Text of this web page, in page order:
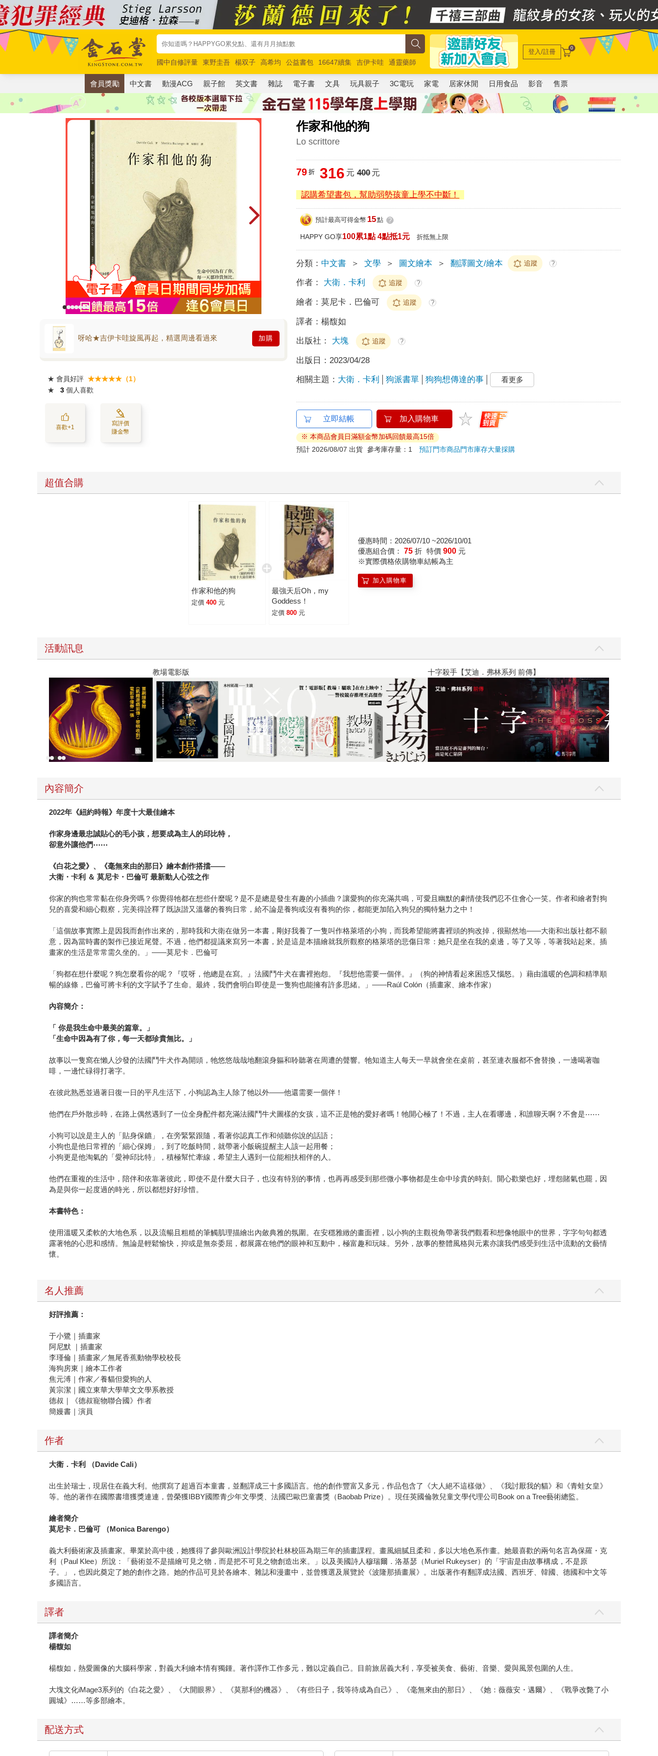
國中自修評量 東野圭吾 楊双子 高希均 公益書包 16647續集 吉伊卡哇
通靈藥師
唯紅花綻放
奧德賽 路邊攤新作 馬斯克 玩具總動員5 超慢跑
登入/註冊 0
會員獎勵 中文書 動漫ACG 親子館 英文書 雜誌 電子書 文具 玩具親子 3C電玩 家電 居家休閒 日用食品 影音 售票
作家和他的狗
Lo scrittore
呀哈★吉伊卡哇旋風再起，精選周邊看過來 加購
★ 會員好評 ★★★★★（1）
★
3 個人喜歡
喜歡+1
寫評價
賺金幣
79 折 316 元 400元
認購希望書包，幫助弱勢孩童上學不中斷！
預計最高可得金幣 15點 ?
HAPPY GO享100累1點 4點抵1元 折抵無上限
分類： 中文書 ＞ 文學 ＞ 圖文繪本 ＞ 翻譯圖文/繪本 追蹤 ?
作者： 大衛．卡利 追蹤 ?
繪者：莫尼卡．巴倫可 追蹤 ?
譯者：楊馥如
出版社： 大塊 追蹤 ?
出版日： 2023/04/28
相關主題： 大衛．卡利 狗派書單 狗狗想傳達的事 看更多
立即結帳 加入購物車
※ 本商品會員日滿額金幣加碼回饋最高15倍
預計 2026/08/07 出貨 參考庫存量：1預訂門市商品門市庫存大量採購
超值合購
作家和他的狗
定價 400 元
最強天后Oh，my
Goddess！
定價 800 元
優惠時間：2026/07/10 ~2026/10/01
優惠組合價： 75 折 特價 900 元
※實際價格依購物車結帳為主
加入購物車
活動訊息
十字殺手【艾迪．弗林系列 前傳】
內容簡介
2022年《紐約時報》年度十大最佳繪本
作家身邊最忠誠貼心的毛小孩，想要成為主人的邱比特，
卻意外讓他們⋯⋯
《白花之愛》、《毫無來由的那日》繪本創作搭擋——
大衛・卡利 ＆ 莫尼卡・巴倫可 最新動人心弦之作
你家的狗也常常黏在你身旁嗎？你覺得牠都在想些什麼呢？是不是總是發生有趣的小插曲？讓愛狗的你充滿共鳴，可愛且幽默的劇情使我們忍不住會心一笑。作者和繪者對狗
兒的喜愛和細心觀察，完美得詮釋了既詼諧又溫馨的養狗日常，給不論是養狗或沒有養狗的你，都能更加陷入狗兒的獨特魅力之中！
「這個故事實際上是因我而創作出來的，那時我和大衛在做另一本書，剛好我養了一隻叫作格萊塔的小狗，而我希望能將書裡頭的狗改掉，很顯然地——大衛和出版社都不願
意，因為當時書的製作已接近尾聲。不過，他們都提議來寫另一本書，於是這是本描繪就我所觀察的格萊塔的悲傷日常：她只是坐在我的桌邊，等了又等，等著我站起來。插
畫家的生活是常常需久坐的。」——莫尼卡．巴倫可
「狗都在想什麼呢？狗怎麼看你的呢？『哎呀，他總是在寫。』法國鬥牛犬在書裡抱怨。『我想他需要一個伴。』（狗的神情看起來困惑又惱怒。）藉由溫暖的色調和精準順
暢的線條，巴倫可將卡利的文字賦予了生命。最終，我們會明白即使是一隻狗也能擁有許多思緒。」——Raúl Colón（插畫家、繪本作家）
內容簡介：
「 你是我生命中最美的篇章。」
「生命中因為有了你，每一天都珍貴無比。」
故事以一隻窩在懶人沙發的法國鬥牛犬作為開頭，牠悠悠哉哉地翻滾身軀和聆聽著在周遭的聲響。牠知道主人每天一早就會坐在桌前，甚至連衣服都不會替換，一邊喝著咖
啡，一邊忙碌得打著字。
在彼此熟悉並過著日復一日的平凡生活下，小狗認為主人除了牠以外——他還需要一個伴！
他們在戶外散步時，在路上偶然遇到了一位全身配件都充滿法國鬥牛犬圖樣的女孩，這不正是牠的愛好者嗎！牠開心極了！不過，主人在看哪邊，和誰聊天啊？不會是⋯⋯
小狗可以說是主人的「貼身保鑣」，在旁緊緊跟隨，看著你認真工作和傾聽你說的話語；
小狗也是他日常裡的「細心保姆」，到了吃飯時間，就帶著小飯碗提醒主人該一起用餐；
小狗更是他淘氣的「愛神邱比特」，積極幫忙牽線，希望主人遇到一位能相扶相伴的人。
他們在重複的生活中，陪伴和依靠著彼此，即使不是什麼大日子，也沒有特別的事情，也再再感受到那些微小事物都是生命中珍貴的時刻。開心歡樂也好，埋怨賭氣也罷，因
為是與你一起度過的時光，所以都想好好珍惜。
本書特色：
使用溫暖又柔軟的大地色系，以及流暢且粗糙的筆觸肌理描繪出內斂典雅的氛圍。在安穩雅緻的畫面裡，以小狗的主觀視角帶著我們觀看和想像牠眼中的世界，字字句句都透
露著牠的心思和感情。無論是輕鬆愉快，抑或是無奈委屈，都展露在牠們的眼神和互動中，極富趣和玩味。另外，故事的整體風格與元素亦讓我們感受到生活中流動的文藝情
懷。
名人推薦
好評推薦：
于小鷺｜插畫家
阿尼默 ｜插畫家
李瑾倫｜插畫家／無尾香蕉動物學校校長
海狗房東｜繪本工作者
焦元溥｜作家／養貓但愛狗的人
黃宗潔｜國立東華大學華文文學系教授
德叔｜《德叔寵物聯合國》作者
簡嫚書｜演員
作者
大衛．卡利 （Davide Cali）
出生於瑞士，現居住在義大利。他撰寫了超過百本童書，並翻譯成三十多國語言。他的創作豐富又多元，作品包含了《大人絕不這樣做》、《我討厭我的貓》和《青蛙女皇》
等。他的著作在國際書壇獲獎連連，曾榮獲IBBY國際青少年文學獎、法國巴歐巴童書獎（Baobab Prize）。現任英國倫敦兒童文學代理公司Book on a Tree藝術總監。
繪者簡介
莫尼卡．巴倫可 （Monica Barengo）
義大利藝術家及插畫家。畢業於高中後，她獲得了參與歐洲設計學院於杜林校區為期三年的插畫課程。畫風細膩且柔和，多以大地色系作畫。她最喜歡的兩句名言為保羅・克
利（Paul Klee）所說：「藝術並不是描繪可見之物，而是把不可見之物創造出來。」以及美國詩人穆瑞爾．洛基瑟（Muriel Rukeyser）的「宇宙是由故事構成，不是原
子。」，也因此奠定了她的創作之路。她的作品可見於各繪本、雜誌和漫畫中，並曾獲選及展覽於《波隆那插畫展》。出版著作有翻譯成法國、西班牙、韓國、德國和中文等
多國語言。
譯者
譯者簡介
楊馥如
楊馥如，熱愛圖像的大腦科學家，對義大利繪本情有獨鍾。著作譯作工作多元，難以定義自己。目前旅居義大利，享受被美食、藝術、音樂、愛與風景包圍的人生。
大塊文化iMage3系列的《白花之愛》、《大開眼界》、《莫那利的機器》、《有些日子，我等待成為自己》、《毫無來由的那日》、《她：薇薇安・邁爾》、《戰爭改斃了小
圓城》……等多部繪本。
配送方式